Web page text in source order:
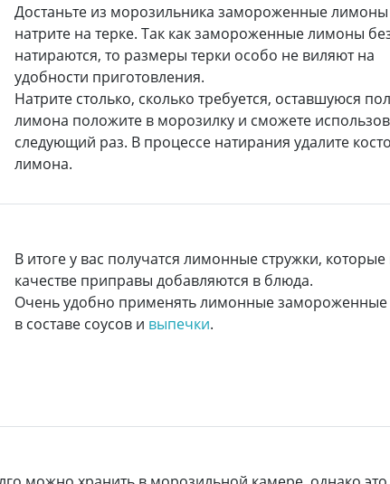
Достаньте из морозильника замороженные
натрите на терке. Так как замороженные лимоны
натираются, то размеры терки особо не виляют на
удобности приготовления.
Натрите столько, сколько требуется, оставшуюся
лимона положите в морозилку и сможете
следующий раз. В процессе натирания удалите
лимона.
В итоге у вас получатся лимонные стружки, которые
качестве приправы добавляются в блюда.
Очень удобно применять лимонные замороженные
в составе соусов и выпечки.